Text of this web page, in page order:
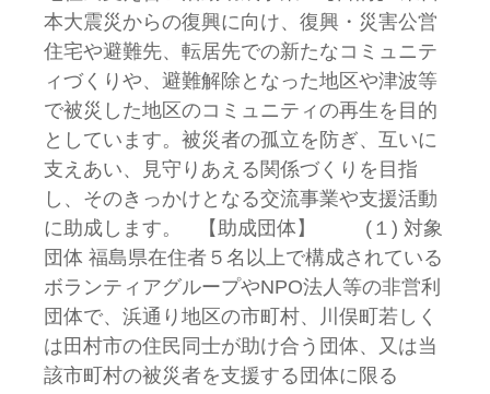
本大震災からの復興に向け、復興・災害公営
住宅や避難先、転居先での新たなコミュニテ
ィづくりや、避難解除となった地区や津波等
で被災した地区のコミュニティの再生を目的
としています。被災者の孤立を防ぎ、互いに
支えあい、見守りあえる関係づくりを目指
し、そのきっかけとなる交流事業や支援活動
に助成します。 【助成団体】 (１) 対象
団体 福島県在住者５名以上で構成されている
ボランティアグループやNPO法人等の非営利
団体で、浜通り地区の市町村、川俣町若しく
は田村市の住民同士が助け合う団体、又は当
該市町村の被災者を支援する団体に限る